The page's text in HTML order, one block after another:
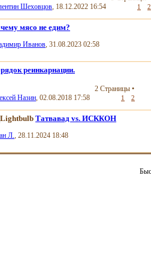
Шеховцов, 18.12.2022 16:54 1 2
мясо не едим?
Иванов, 31.08.2023 02:58
реинкарнации.
Назин, 02.08.2018 17:58
2 Страницы •
1 2
Татвавад vs. ИСККОН
Л., 28.11.2024 18:48